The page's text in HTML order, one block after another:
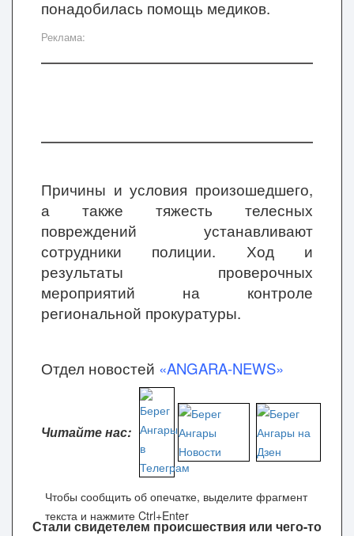
понадобилась помощь медиков.
Реклама:
Причины и условия произошедшего,
а также тяжесть телесных
повреждений устанавливают
сотрудники полиции. Ход и
результаты проверочных
мероприятий на контроле
региональной прокуратуры.
Отдел новостей «ANGARA-NEWS»
Читайте нас:
Стали свидетелем происшествия или чего-то
Чтобы сообщить об опечатке, выделите фрагмент
текста и нажмите Ctrl+Enter